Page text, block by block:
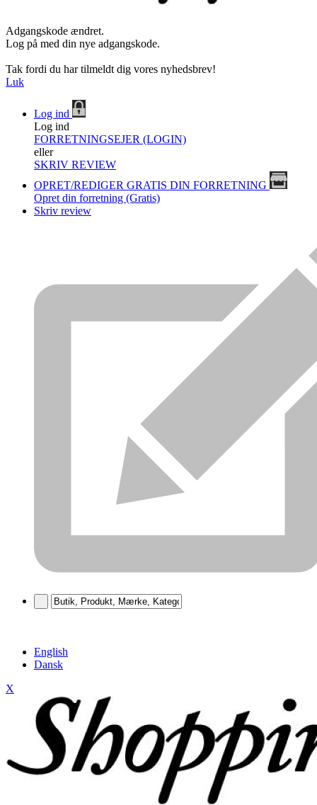
Adgangskode ændret.
Log på med din nye adgangskode.
Tak fordi du har tilmeldt dig vores nyhedsbrev!
Luk
Log ind
Log ind
FORRETNINGSEJER (LOGIN)
eller
SKRIV REVIEW
OPRET/REDIGER GRATIS DIN FORRETNING
Opret din forretning (Gratis)
Skriv review
English
Dansk
X